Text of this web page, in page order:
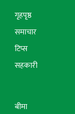
गृहपृष्ठ
समाचार
टिप्स
सहकारी
बीमा